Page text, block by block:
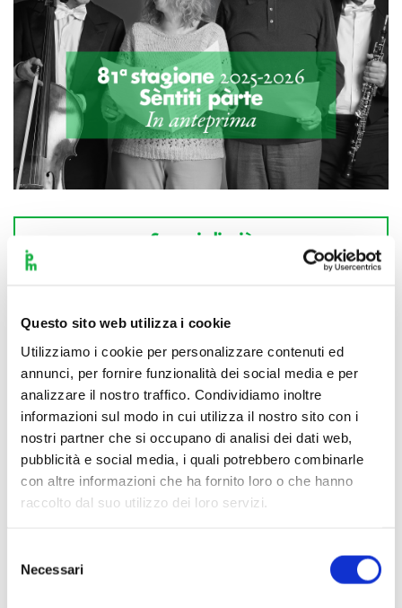
Questo sito web utilizza i cookie
Utilizziamo i cookie per personalizzare contenuti ed
annunci, per fornire funzionalità dei social media e per
analizzare il nostro traffico. Condividiamo inoltre
informazioni sul modo in cui utilizza il nostro sito con i
nostri partner che si occupano di analisi dei dati web,
pubblicità e social media, i quali potrebbero combinarle
con altre informazioni che ha fornito loro o che hanno
raccolto dal suo utilizzo dei loro servizi.
delNecessari
Scopri di più